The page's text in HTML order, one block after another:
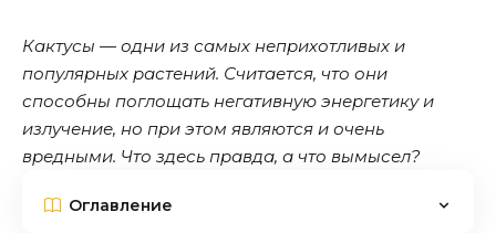
Кактусы — одни из самых неприхотливых и
популярных растений. Считается, что они
способны поглощать негативную энергетику и
излучение, но при этом являются и очень
вредными. Что здесь правда, а что вымысел?
Оглавление